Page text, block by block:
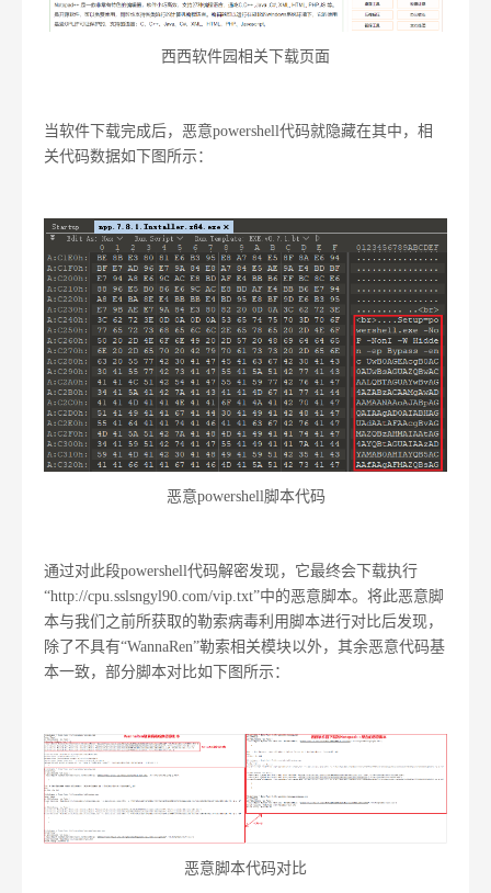
西西软件园相关下载页面
当软件下载完成后，恶意powershell代码就隐藏在其中，相
关代码数据如下图所示：
恶意powershell脚本代码
通过对此段powershell代码解密发现，它最终会下载执行
“http://cpu.sslsngyl90.com/vip.txt”中的恶意脚本。将此恶意脚
本与我们之前所获取的勒索病毒利用脚本进行对比后发现，
除了不具有“WannaRen”勒索相关模块以外，其余恶意代码基
本一致，部分脚本对比如下图所示：
恶意脚本代码对比